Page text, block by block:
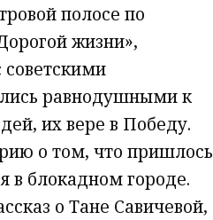
полосе по
жизни»,
равнодушными к
их вере в Победу.
о том, что пришлось
в блокадном городе.
о Тане Савичевой,